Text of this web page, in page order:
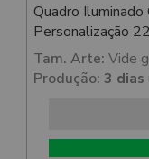
Quadro
Personalização
Tam. Arte: Vide
Produção: 3 dias